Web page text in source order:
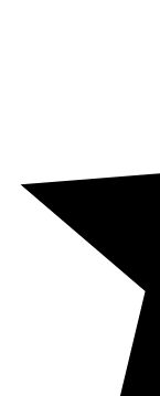
Aqua, Cetearyl
Esters, VP/
Glycerin,
Squalane,
Citric Acid,
Potassium
Arginine,
Glycine, Alanine,
Proline, Histidine,